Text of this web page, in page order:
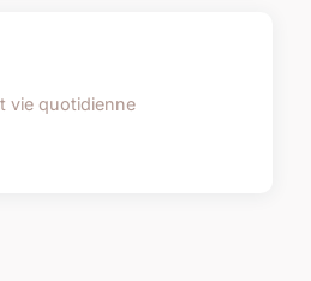
vie quotidienne